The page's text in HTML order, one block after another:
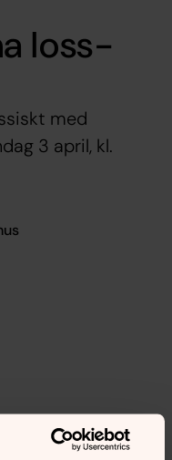
loss-
med
3 april, kl.
sidans